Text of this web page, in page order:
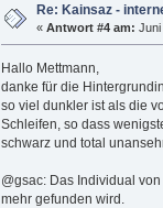
Re: Kainsaz -
« Antwort #4 am: Juni
Hallo Mettmann,
danke für die
so viel dunkler ist als die
Schleifen, so dass
schwarz und total
@gsac: Das Individual
mehr gefunden wird.